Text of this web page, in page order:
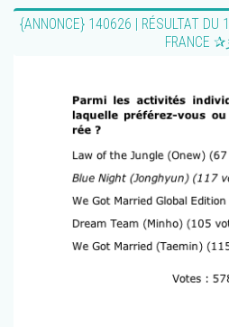
{ANNONCE} 140626 | RÉSULTAT DU
FRANCE